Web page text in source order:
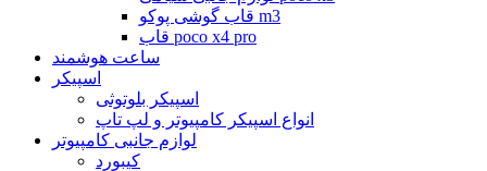
قاب گوشی پوکو m3
قاب poco x4 pro
ساعت هوشمند
اسپیکر
اسپیکر بلوتوثی
انواع اسپیکر کامپیوتر و لپ تاپ
لوازم جانبی کامپیوتر
کیبورد